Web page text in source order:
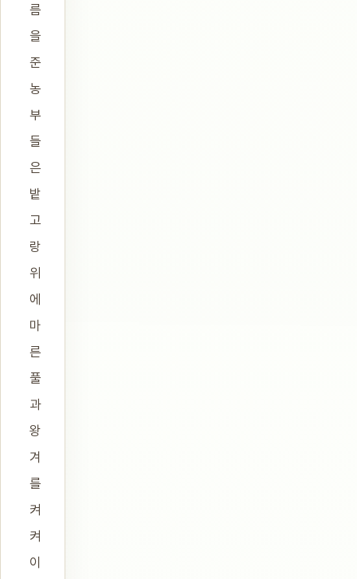
름
을
준
농
부
들
은
밭
고
랑
위
에
마
른
풀
과
왕
겨
를
켜
켜
이